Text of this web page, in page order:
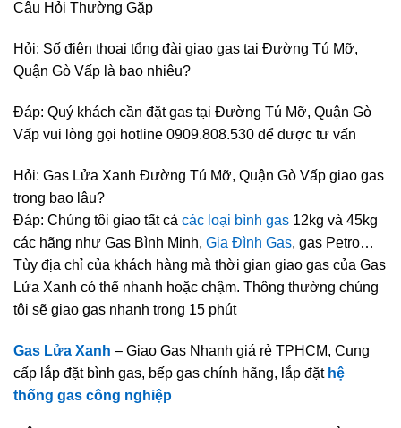
Câu Hỏi Thường Gặp
Hỏi: Số điện thoại tổng đài giao gas tại Đường Tú Mỡ,
Quận Gò Vấp là bao nhiêu?
Đáp: Quý khách cần đặt gas tại Đường Tú Mỡ, Quận Gò
Vấp vui lòng gọi hotline 0909.808.530 để được tư vấn
Hỏi: Gas Lửa Xanh Đường Tú Mỡ, Quận Gò Vấp giao gas
trong bao lâu?
Đáp: Chúng tôi giao tất cả các loại bình gas 12kg và 45kg
các hãng như Gas Bình Minh, Gia Đình Gas, gas Petro…
Tùy địa chỉ của khách hàng mà thời gian giao gas của Gas
Lửa Xanh có thể nhanh hoặc chậm. Thông thường chúng
tôi sẽ giao gas nhanh trong 15 phút
Gas Lửa Xanh – Giao Gas Nhanh giá rẻ TPHCM, Cung
cấp lắp đặt bình gas, bếp gas chính hãng, lắp đặt hệ
thống gas công nghiệp